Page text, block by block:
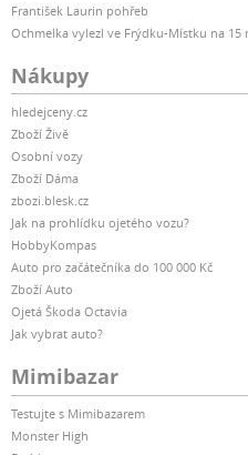
František Laurin pohřeb
Ochmelka vylezl ve Frýdku-Místku na 15
Nákupy
hledejceny.cz
Zboží Živě
Osobní vozy
Zboží Dáma
zbozi.blesk.cz
Jak na prohlídku ojetého vozu?
HobbyKompas
Auto pro začátečníka do 100 000 Kč
Zboží Auto
Ojetá Škoda Octavia
Jak vybrat auto?
Mimibazar
Testujte s Mimibazarem
Monster High